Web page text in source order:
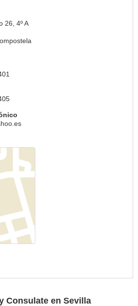
26, 4º A
Consulate en Sevilla